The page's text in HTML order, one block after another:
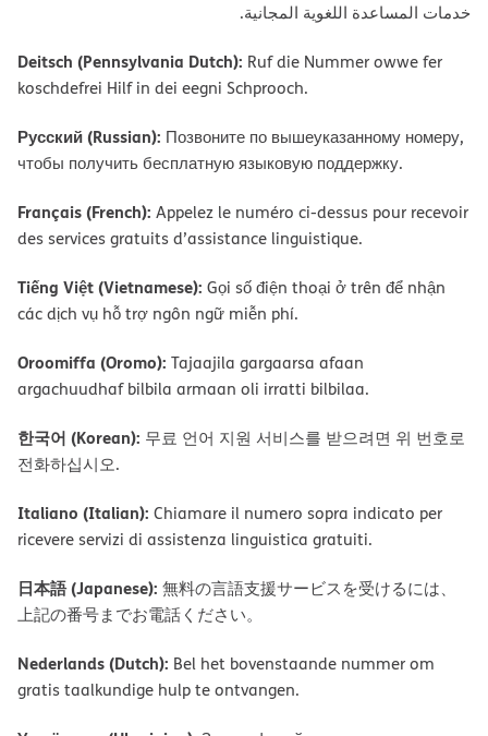
ﺧﺪﻣﺎت اﻟﻤﺴﺎﻋﺪة اﻟﻠﻐﻮﯾﺔ اﻟﻤﺠﺎﻧﯿﺔ.
Deitsch (Pennsylvania Dutch): Ruf die Nummer owwe fer
koschdefrei Hilf in dei eegni Schprooch.
Русский (Russian): Позвоните по вышеуказанному номеру,
чтобы получить бесплатную языковую поддержку.
Français (French): Appelez le numéro ci-dessus pour recevoir
des services gratuits d’assistance linguistique.
Tiếng Việt (Vietnamese): Gọi số điện thoại ở trên để nhận
các dịch vụ hỗ trợ ngôn ngữ miễn phí.
Oroomiffa (Oromo): Tajaajila gargaarsa afaan
argachuudhaf bilbila armaan oli irratti bilbilaa.
한국어 (Korean): 무료 언어 지원 서비스를 받으려면 위 번호로
전화하십시오.
Italiano (Italian): Chiamare il numero sopra indicato per
ricevere servizi di assistenza linguistica gratuiti.
日本語 (Japanese): 無料の言語支援サービスを受けるには、
上記の番号までお電話ください。
Nederlands (Dutch): Bel het bovenstaande nummer om
gratis taalkundige hulp te ontvangen.